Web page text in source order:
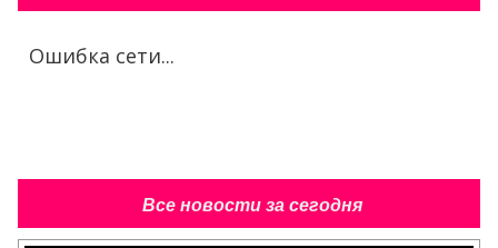
Ошибка сети...
Все новости за сегодня